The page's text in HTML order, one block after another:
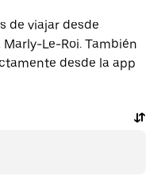
de viajar desde
Le-Roi. También
desde la app